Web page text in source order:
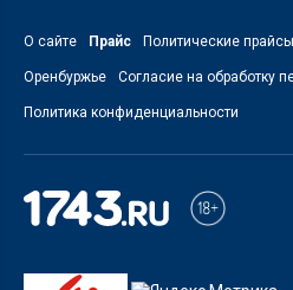
О сайте Прайс Политические прайсы
Оренбуржье Согласие на обработку
Политика конфиденциальности